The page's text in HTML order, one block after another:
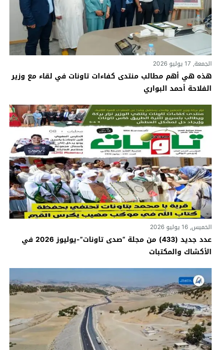
الجمعة, 17 يوليو 2026
هذه هي أهم مطالب منتدى كفاءات تاونات في لقاء مع وزير
الفلاحة أحمد البواري
الخميس, 16 يوليو 2026
عدد جديد (433) من مجلة “صدى تاونات”-يوليوز 2026 في
الأكشاك والمكتبات